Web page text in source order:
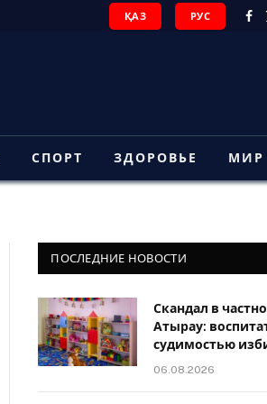
ҚАЗ РУС
СПОРТ ЗДОРОВЬЕ МИР
ПОСЛЕДНИЕ НОВОСТИ
Скандал в
Атырау:
судимостью
06.08.2026